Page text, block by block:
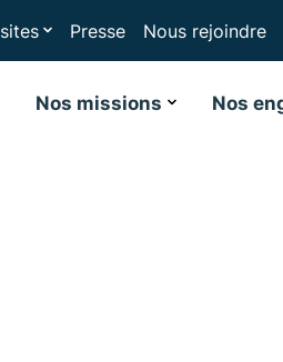
Presse Nous rejoindre
Nos missions Nos